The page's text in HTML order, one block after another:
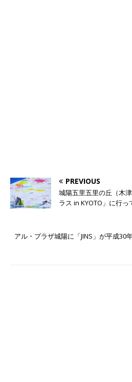
PREVIOUS
城陽五里五里の丘（木
ラス in KYOTO」に行っ
アル・プラザ城陽に「JINS」が平成30